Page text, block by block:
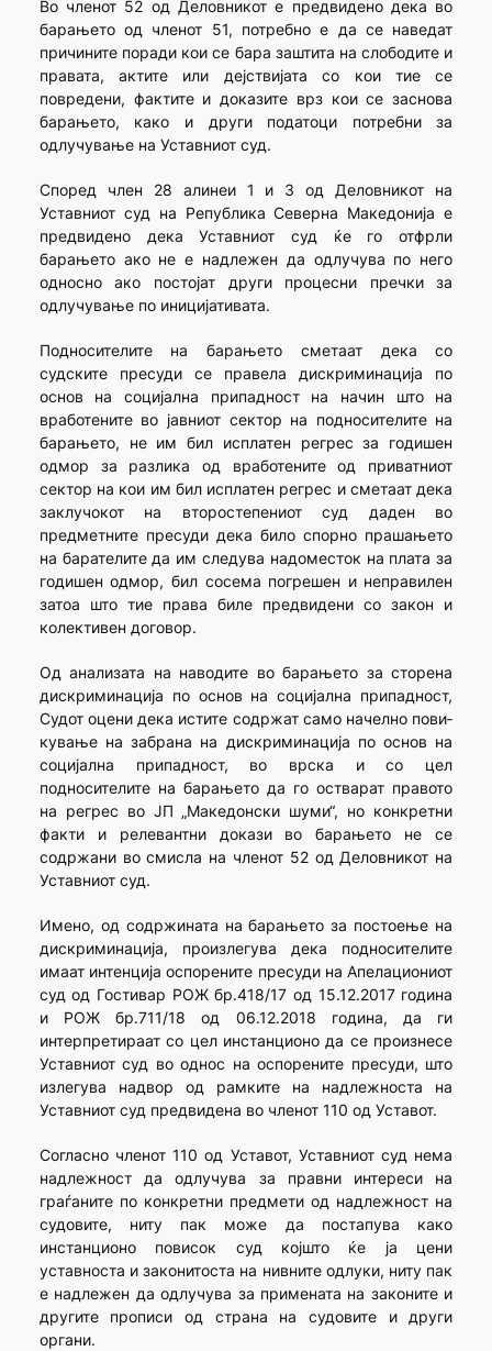
Во членот 52 од Деловникот е предвидено дека во
барањето од членот 51, потребно е да се наведат
причините поради кои се бара заштита на слободите и
правата, актите или дејствијата со кои тие се
повредени, фактите и доказите врз кои се заснова
барањето, како и други податоци потребни за
одлучување на Уставниот суд.
Според член 28 алинеи 1 и 3 од Деловникот на
Уставниот суд на Република Северна Македонија е
предвидено дека Уставниот суд ќе го отфрли
барањето ако не е надлежен да одлучува по него
односно ако постојат други процесни пречки за
одлучување по иницијативата.
Подносителите на барањето сметаат дека со
судските пресуди се правела дискриминација по
основ на социјална припадност на начин што на
вработените во јавниот сектор на подносителите на
барањето, не им бил исплатен регрес за годишен
одмор за разлика од вработените од приватниот
сектор на кои им бил исплатен регрес и сметаат дека
заклучокот на второстепениот суд даден во
предметните пресуди дека било спорно прашањето
на барателите да им следува надоместок на плата за
годишен одмор, бил сосема погрешен и неправилен
затоа што тие права биле предвидени со закон и
колективен договор.
Од анализата на наводите во барањето за сторена
дискрими­нација по основ на социјална припадност,
Судот оцени дека истите содржат само начелно пови­
кување на забрана на дискриминација по основ на
социјална припадност, во врска и со цел
подносителите на барањето да го остварат правото
на регрес во ЈП „Македонски шуми“, но конкретни
факти и релевантни докази во барањето не се
содржани во смисла на членот 52 од Деловникот на
Уставниот суд.
Имено, од содржината на барањето за постоење на
дискри­минација, произлегува дека подносителите
имаат интенција оспорените пресуди на Апелациониот
суд од Гостивар РОЖ бр.418/17 од 15.12.2017 година
и РОЖ бр.711/18 од 06.12.2018 година, да ги
интерпретираат со цел инстанционо да се произнесе
Уставниот суд во однос на оспорените пресуди, што
излегува надвор од рамките на надлежноста на
Уставниот суд предвидена во членот 110 од Уставот.
Согласно членот 110 од Уставот, Уставниот суд нема
над­лежност да одлучува за правни интереси на
граѓаните по конкретни предмети од надлежност на
судовите, ниту пак може да постапува како
инстанционо повисок суд којшто ќе ја цени
уставноста и законитоста на нивните одлуки, ниту пак
е надлежен да одлучува за примената на законите и
другите прописи од страна на судовите и други
органи.